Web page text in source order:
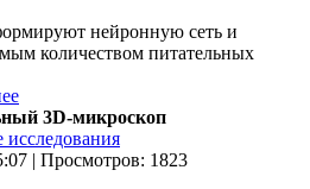
нейронную сеть и
количеством питательных
3D-микроскоп
| Просмотров: 1823